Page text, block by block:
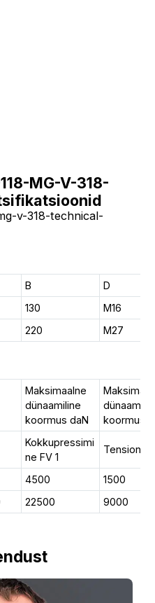
MG-V-318-
v-318-technical-
B
D
130
M16
220 M27
Maksimaalne
dünaamiline
koormus daN
koormus
Kokkupressimi
ne FV 1
Tension
4500
1500
22500 9000